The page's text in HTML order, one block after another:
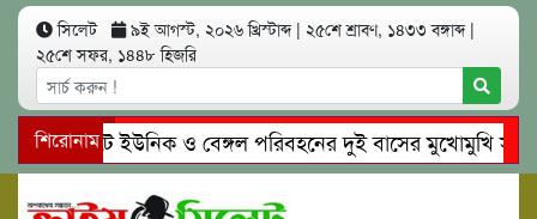
সিলেট ৯ই আগস্ট, ২০২৬ খ্রিস্টাব্দ | ২৫শে শ্রাবণ, ১৪৩৩ বঙ্গাব্দ |
২৫শে সফর, ১৪৪৮ হিজরি
শিরোনাম
সিলেটে ইউনিক ও বেঙ্গল পরিবহনের দুই বাসের মুখোমুখি
গোয়াইনঘাটে প্রেমের ফাঁদে তরুণী পাচার: মাদকাসক্ত রিমালকে